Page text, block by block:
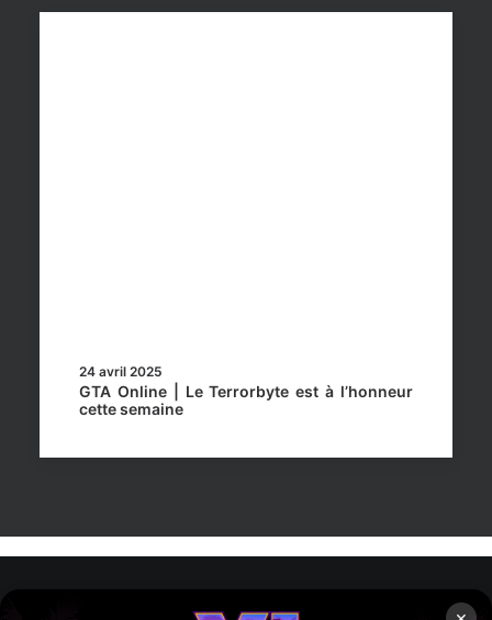
24 avril 2025
GTA Online | Le Terrorbyte est à l’honneur
cette semaine